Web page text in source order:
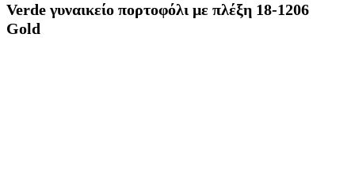
Verde γυναικείο πορτοφόλι με πλέξη 18-1206
Gold